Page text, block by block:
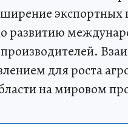
экспортных
развитию
для роста
на мировом